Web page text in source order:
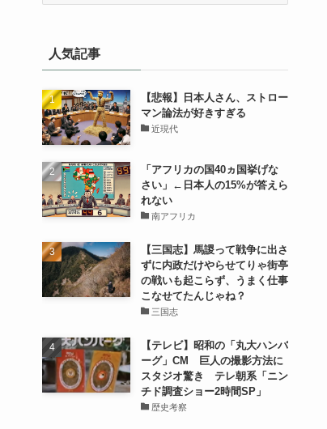
人気記事
【悲報】日本人さん、ストロー
マン論法が好きすぎる
近現代
「アフリカの国40ヵ国挙げな
さい」←日本人の15%が答えら
れない
南アフリカ
【三国志】馬謖って戦争に出さ
ずに内政だけやらせてりゃ街亭
の戦いも起こらず、うまく仕事
こなせてたんじゃね？
三国志
【テレビ】昭和の「丸大ハンバ
ーグ」CM 巨人の撮影方法に
スタジオ驚き テレ朝系「ニン
チド調査ショー2時間SP」
歴史考察